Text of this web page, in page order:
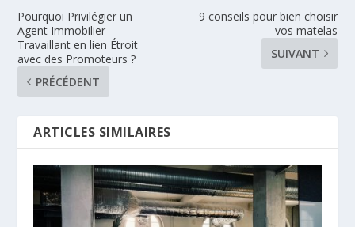
Pourquoi Privilégier un
Agent Immobilier
Travaillant en lien Étroit
avec des Promoteurs ?
PRÉCÉDENT
9 conseils pour bien choisir
vos matelas
SUIVANT
ARTICLES SIMILAIRES